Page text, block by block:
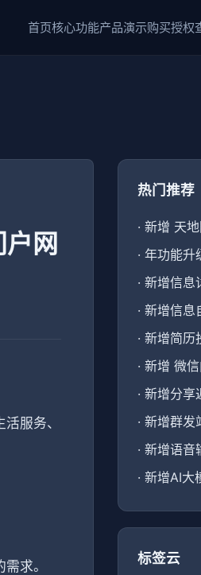
首页核心功能产品演示购买授权
网
服务、
求。
热门推荐
· 新增 天
· 年功能升
· 新增信息
· 新增信息
· 新增简历
· 新增 微
· 新增分享
· 新增群发
· 新增语音
· 新增AI大
标签云